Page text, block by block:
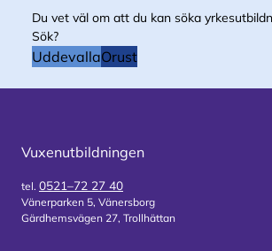
Du vet väl om att du kan söka
Sök?
UddevallaOrust
Vuxenutbildningen
tel. 0521–72 27 40
Vänerparken 5, Vänersborg
Gärdhemsvägen 27, Trollhättan